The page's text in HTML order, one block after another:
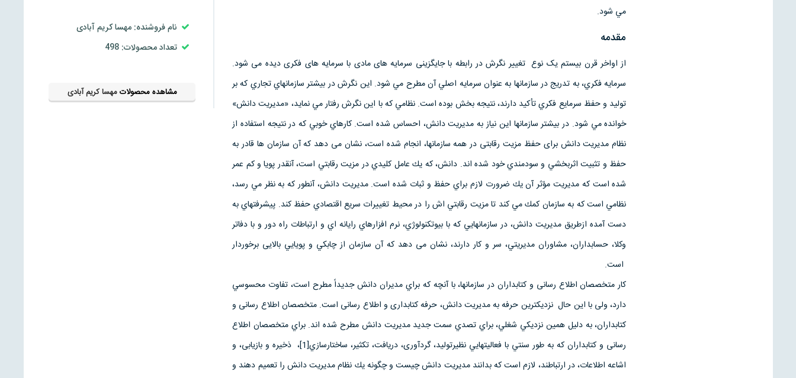
مي شود.
مقدمه
از اواخر قرن بیستم یک نوع تغییر نگرش در رابطه با جایگزینی سرمایه های مادی با سرمایه های فکری دیده می شود.
سرمايه فكري، به تدريج در سازمانها به عنوان سرمايه اصلي آن مطرح مي شود. اين نگرش در بيشتر سازمانهاي تجاري كه بر
توليد و حفظ سرمايع فكري تأكيد دارند، نتيجه بخش بوده است. نظامي كه با اين نگرش رفتار مي نمايد، «مديريت دانش»
خوانده مي شود. در بيشتر سازمانها اين نياز به مديريت دانش، احساس شده است. كارهاي خوبي كه در نتیجه استفاده از
نظام مدیریت دانش برای حفظ مزیت رقابتی در همه سازمانها، انجام شده است، نشان می دهد كه آن سازمان ها قادر به
حفظ و تثبيت اثربخشي و سودمندي خود شده اند. دانش، كه يك عامل كليدي در مزیت رقابتي است، آنقدر پويا و كم عمر
شده است كه مديريت مؤثر آن يك ضرورت لازم براي حفظ و ثبات شده است. مديريت دانش، آنطور كه به نظر مي رسد،
نظامي است كه به سازمان كمك مي كند تا مزیت رقابتي اش را در محيط تغييرات سريع اقتصادي حفظ كند. پيشرفتهاي به
دست آمده ازطریق مديريت دانش، در سازمانهايي كه با بيوتكنولوژي، نرم افزارهاي رايانه اي و ارتباطات راه دور و با دفاتر
وكلا، حسابداران، مشاوران مديريتي، سر و كار دارند، نشان می دهد که آن سازمان از چابكي و پويايي بالایی برخوردار
است.
كار متخصصان اطلاع رسانی و كتابداران در سازمانها، با آنچه كه براي مديران دانش جديداً مطرح است، تفاوت محسوسي
دارد، ولی با این حال نزديكترين حرفه به مدیریت دانش، حرفه کتابداری و اطلاع رسانی است. متخصصان اطلاع رسانی و
كتابداران، به دليل همين نزديكي شغلي، براي تصدي سمت جديد مديريت دانش مطرح شده اند. براي متخصصان اطلاع
رسانی و كتابداران كه به طور سنتي با فعاليتهايي نظيرتولید، گردآوری، دريافت، تكثير، ساختارسازي[1]، ذخیره و بازیابی، و
اشاعه اطلاعات، در ارتباطند، لازم است كه بدانند مديريت دانش چيست و چگونه يك نظام مديريت دانش را تعمیم دهند و
نام فروشنده: مهسا کریم آبادی
تعداد محصولات: 498
مشاهده محصولاتمهسا کریم آبادی